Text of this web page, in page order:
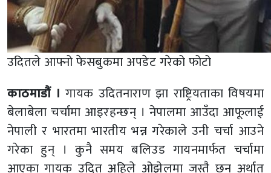
उदितले आफ्नो फेसबुकमा अपडेट गरेको फोटो
काठमाडौं । गायक उदितनाराण झा राष्ट्रियताका विषयमा
बेलाबेला चर्चामा आइरहन्छन् । नेपालमा आउँदा आफूलाई
नेपाली र भारतमा भारतीय भन्न गरेकाले उनी चर्चा आउने
गरेका हुन् । कुनै समय बलिउड गायनमार्फत चर्चामा
आएका गायक उदित अहिले ओझेलमा जस्तै छन् अर्थात्